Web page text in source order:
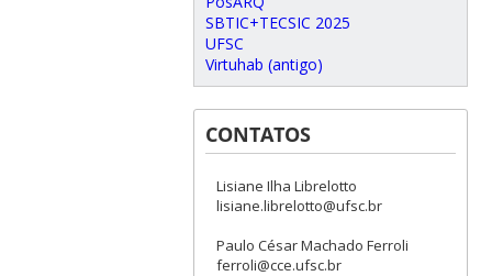
SBTIC+TECSIC 2025
UFSC
Virtuhab (antigo)
CONTATOS
Lisiane Ilha Librelotto
lisiane.librelotto@ufsc.br
Paulo César Machado Ferroli
ferroli@cce.ufsc.br